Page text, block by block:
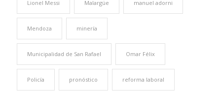
Lionel Messi Malargüe manuel adorni
Mendoza minería
Municipalidad de San Rafael Omar Félix
Policía pronóstico reforma laboral